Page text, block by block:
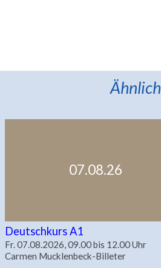
Ähnlich
07.08.26
Deutschkurs A1
Fr. 07.08.2026, 09.00 bis 12.00 Uhr
Carmen Mucklenbeck-Billeter